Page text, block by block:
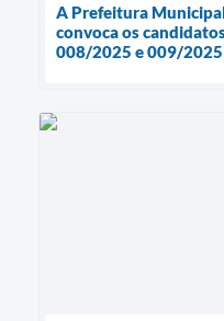
A Prefeitura
convoca os
008/2025 e 009/2025